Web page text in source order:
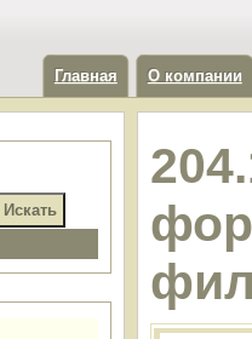
Главная О компании